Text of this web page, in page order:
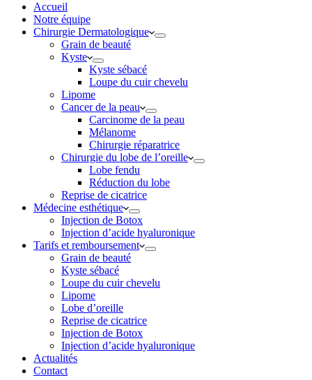
Accueil
Notre équipe
Chirurgie Dermatologique
Grain de beauté
Kyste
Kyste sébacé
Loupe du cuir chevelu
Lipome
Cancer de la peau
Carcinome de la peau
Mélanome
Chirurgie réparatrice
Chirurgie du lobe de l’oreille
Lobe fendu
Réduction du lobe
Reprise de cicatrice
Médecine esthétique
Injection de Botox
Injection d’acide hyaluronique
Tarifs et remboursement
Grain de beauté
Kyste sébacé
Loupe du cuir chevelu
Lipome
Lobe d’oreille
Reprise de cicatrice
Injection de Botox
Injection d’acide hyaluronique
Actualités
Contact